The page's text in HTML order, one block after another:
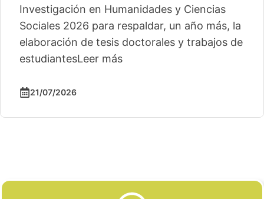
Investigación en Humanidades y Ciencias
Sociales 2026 para respaldar, un año más, la
elaboración de tesis doctorales y trabajos de
estudiantesLeer más
21/07/2026